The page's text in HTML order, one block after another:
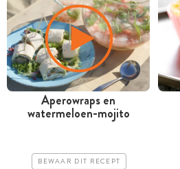
Aperowraps en
watermeloen-mojito
BEWAAR DIT RECEPT